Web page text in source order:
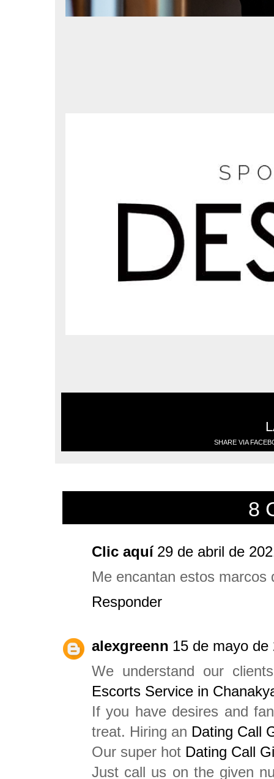
SHARE VIA
8
Clic aquí 29 de abril de
Me encantan estos
Responder
alexgreenn 15 de mayo de
We understand our
Escorts Service in
If you have desires and
treat. Hiring an Dating Call
Our super hot Dating Call
Just call us on the given